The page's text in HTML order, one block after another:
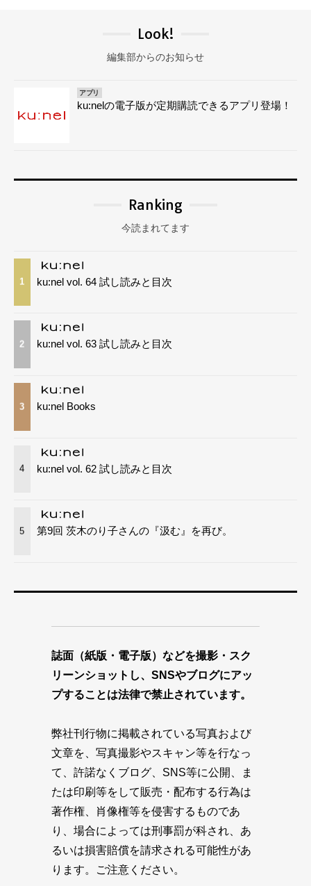
Look!
編集部からのお知らせ
アプリ
ku:nelの電子版が定期購読できるアプリ登場！
Ranking
今読まれてます
1 ku:nel vol. 64 試し読みと目次
2 ku:nel vol. 63 試し読みと目次
3 ku:nel Books
4 ku:nel vol. 62 試し読みと目次
5 第9回 茨木のり子さんの『汲む』を再び。
誌面（紙版・電子版）などを撮影・スク
リーンショットし、SNSやブログにアッ
プすることは法律で禁止されています。
弊社刊行物に掲載されている写真および
文章を、写真撮影やスキャン等を行なっ
て、許諾なくブログ、SNS等に公開、ま
たは印刷等をして販売・配布する行為は
著作権、肖像権等を侵害するものであ
り、場合によっては刑事罰が科され、あ
るいは損害賠償を請求される可能性があ
ります。ご注意ください。